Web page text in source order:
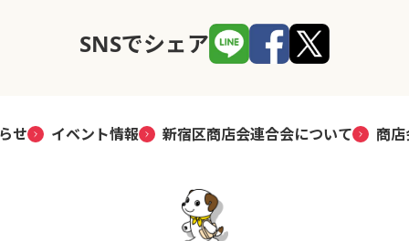
SNSでシェア
せ イベント情報 新宿区商店会連合会について 商